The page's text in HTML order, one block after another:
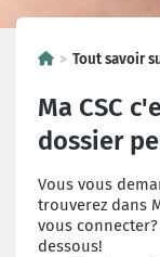
Tout savoir
Ma CSC
dossier
Vous vous
trouverez dans
vous
dessous!